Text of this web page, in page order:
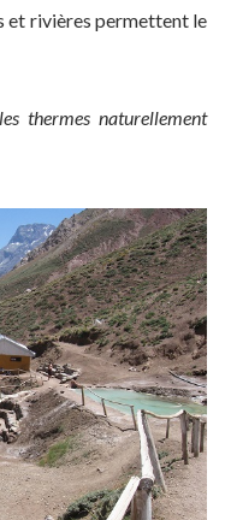
et rivières permettent le
thermes naturellement